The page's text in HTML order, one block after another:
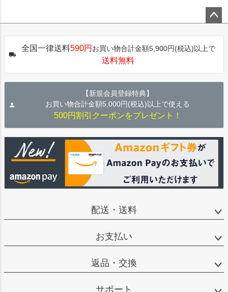
ップ
全国一律送料590円 お買い物合計金額5,900円(税込)以上で
送料無料
【新規会員登録特典】
お買い物合計金額5,000円(税込)以上で使える
500円割引クーポンをプレゼント！
配送・送料
お支払い
返品・交換
サポート